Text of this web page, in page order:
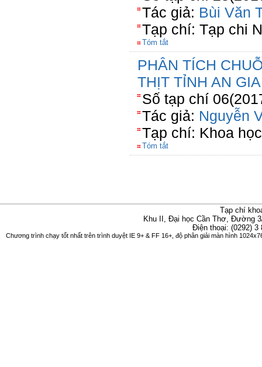
Tác giả: Bùi Văn
Tạp chí: Tạp chi
Tóm tắt
PHÂN TÍCH
THỊT TỈNH AN
Số tạp chí
Tác giả: Nguyễn
Tạp chí: Khoa
Tóm tắt
Tạp chí
Khu II, Đại học Cần Thơ, Đường
Điện thoại: (0292)
Chương trình chạy tốt nhất trên trình duyệt IE 9+ & FF 16+, độ phân giải màn hình